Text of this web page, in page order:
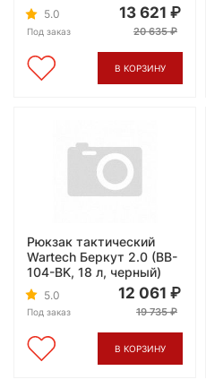
5.0
Под заказ
13 621
20 635
В КОРЗИНУ
Рюкзак тактический
Wartech Беркут 2.0 (BB-
104-BK, 18 л, черный)
5.0
Под заказ
12 061
19 735
В КОРЗИНУ